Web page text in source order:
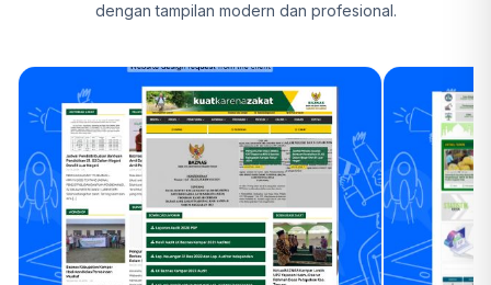
dengan tampilan modern dan profesional.